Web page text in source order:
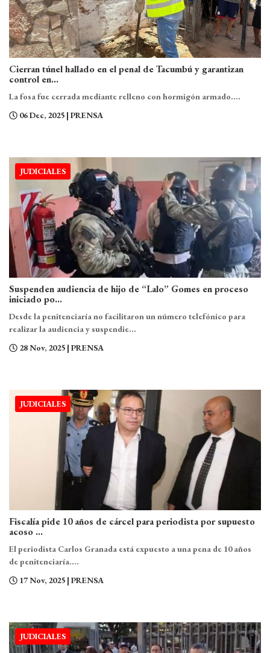
Cierran túnel hallado en el penal de Tacumbú y garantizan
control en...
La fosa fue cerrada mediante relleno con hormigón armado....
06 Dec, 2025 | PRENSA
JUDICIALES
Suspenden audiencia de hijo de “Lalo” Gomes en proceso
iniciado po...
Desde la penitenciaría no facilitaron un número telefónico para
realizar la audiencia y suspendie...
28 Nov, 2025 | PRENSA
JUDICIALES
Fiscalía pide 10 años de cárcel para periodista por supuesto
acoso ...
El periodista Carlos Granada está expuesto a una pena de 10 años
de penitenciaría....
17 Nov, 2025 | PRENSA
JUDICIALES